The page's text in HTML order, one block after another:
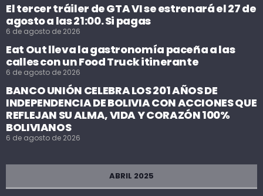
El tercer tráiler de GTA VI se estrenará el 27 de
agosto a las 21:00. Si pagas
6 de agosto de 2026
Eat Out lleva la gastronomía paceña a las
calles con un Food Truck itinerante
6 de agosto de 2026
BANCO UNIÓN CELEBRA LOS 201 AÑOS DE
INDEPENDENCIA DE BOLIVIA CON ACCIONES QUE
REFLEJAN SU ALMA, VIDA Y CORAZÓN 100%
BOLIVIANOS
6 de agosto de 2026
ABRIL 2025